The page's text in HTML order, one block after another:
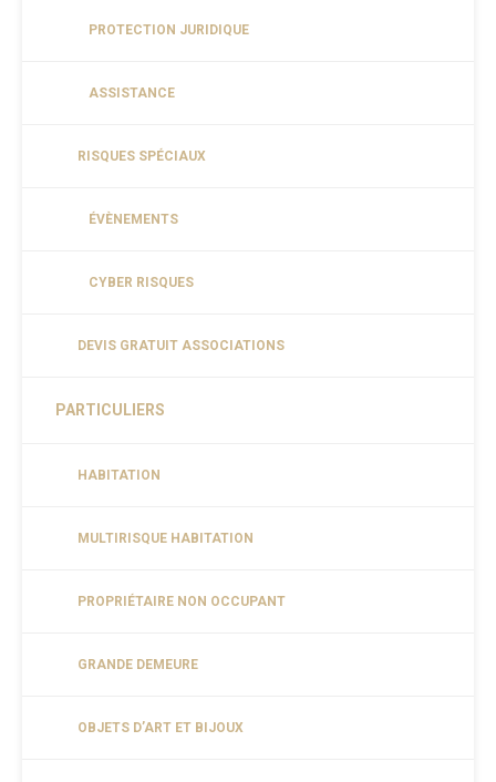
PROTECTION JURIDIQUE
ASSISTANCE
RISQUES SPÉCIAUX
ÉVÈNEMENTS
CYBER RISQUES
DEVIS GRATUIT ASSOCIATIONS
PARTICULIERS
HABITATION
MULTIRISQUE HABITATION
PROPRIÉTAIRE NON OCCUPANT
GRANDE DEMEURE
OBJETS D’ART ET BIJOUX